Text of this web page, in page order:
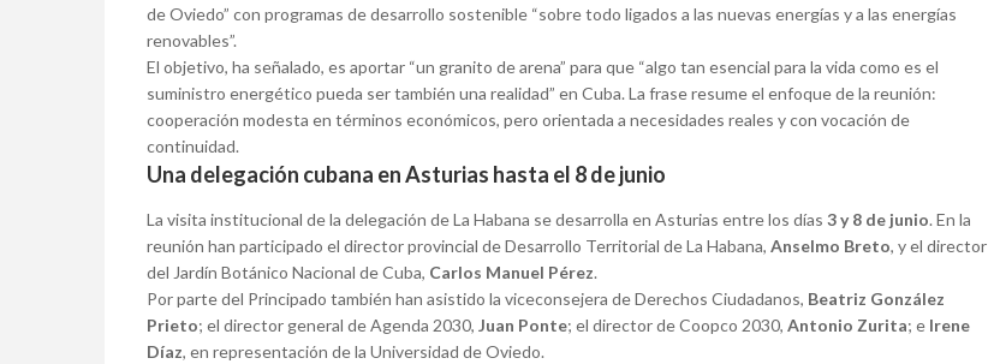
de Oviedo” con programas de desarrollo sostenible “sobre todo ligados a las nuevas energías y a las energías
renovables”.
El objetivo, ha señalado, es aportar “un granito de arena” para que “algo tan esencial para la vida como es el
suministro energético pueda ser también una realidad” en Cuba. La frase resume el enfoque de la reunión:
cooperación modesta en términos económicos, pero orientada a necesidades reales y con vocación de
continuidad.
Una delegación cubana en Asturias hasta el 8 de junio
La visita institucional de la delegación de La Habana se desarrolla en Asturias entre los días 3 y 8 de junio. En la
reunión han participado el director provincial de Desarrollo Territorial de La Habana, Anselmo Breto, y el director
del Jardín Botánico Nacional de Cuba, Carlos Manuel Pérez.
Por parte del Principado también han asistido la viceconsejera de Derechos Ciudadanos, Beatriz González
Prieto; el director general de Agenda 2030, Juan Ponte; el director de Coopco 2030, Antonio Zurita; e Irene
Díaz, en representación de la Universidad de Oviedo.